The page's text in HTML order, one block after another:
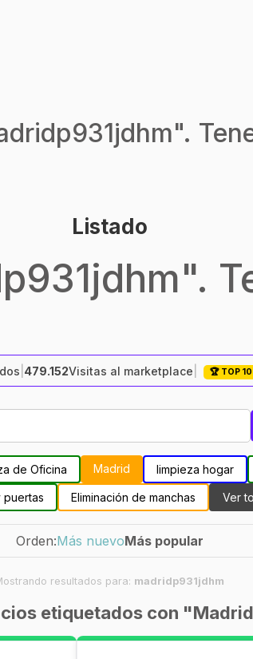
".
Listado
".
479.152Visitas al marketplace 🏆 TOP
de Oficina Madrid limpieza hogar
puertas Eliminación de manchas Ver
Orden:Más nuevoMás popular
resultados para: madridp931jdhm
etiquetados con